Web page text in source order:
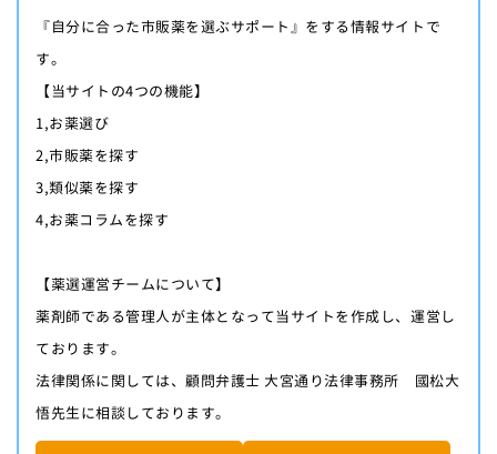
『自分に合った市販薬を選ぶサポート』をする情報サイトで
す。
【当サイトの4つの機能】
1,お薬選び
2,市販薬を探す
3,類似薬を探す
4,お薬コラムを探す
【薬選運営チームについて】
薬剤師である管理人が主体となって当サイトを作成し、運営し
ております。
法律関係に関しては、顧問弁護士 大宮通り法律事務所 國松大
悟先生に相談しております。